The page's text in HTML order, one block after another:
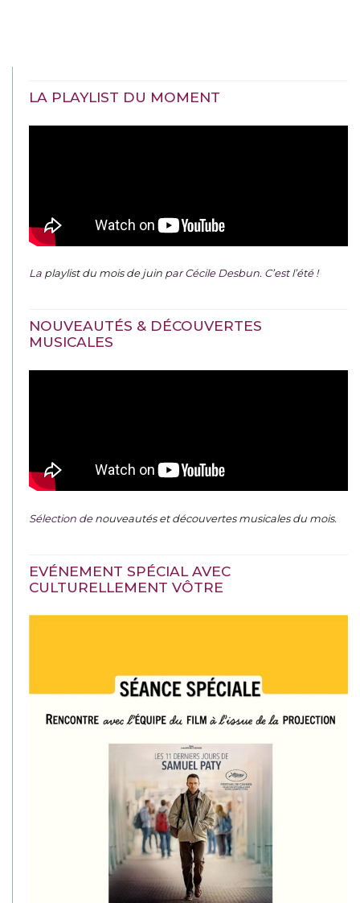
LA PLAYLIST DU MOMENT
La playlist du mois de juin par Cécile Desbun. C’est l’été !
NOUVEAUTÉS & DÉCOUVERTES
MUSICALES
Sélection denouveautés et découvertes musicales du mois.
EVÉNEMENT SPÉCIAL AVEC
CULTURELLEMENT VÔTRE